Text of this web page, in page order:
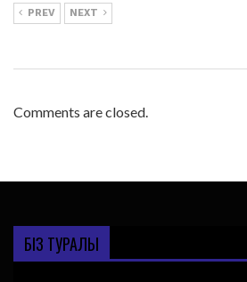
PREV NEXT
Comments are closed.
БІЗ ТУРАЛЫ